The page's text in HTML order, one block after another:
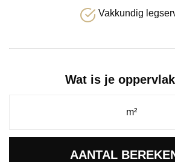
Vakkundig
Wat is je
AANTAL